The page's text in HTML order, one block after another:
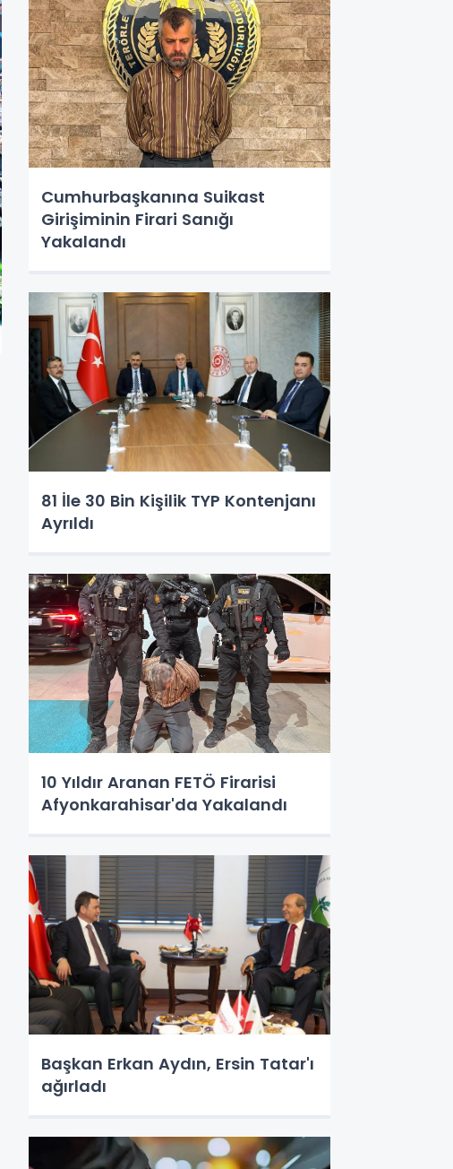
Cumhurbaşkanına Suikast
Girişiminin Firari Sanığı
Yakalandı
81 İle 30 Bin Kişilik TYP Kontenjanı
Ayrıldı
10 Yıldır Aranan FETÖ Firarisi
Afyonkarahisar'da Yakalandı
Başkan Erkan Aydın, Ersin Tatar'ı
ağırladı